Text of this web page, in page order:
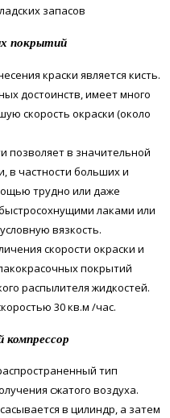
запасов
покрытий
краски является кисть.
достоинств, имеет много
скорость окраски (около
позволяет в значительной
в частности больших и
трудно или даже
лаками или
вязкость.
скорости окраски и
покрытий
распылителя жидкостей.
30 кв.м /час.
тип
сжатого воздуха.
в цилиндр, а затем